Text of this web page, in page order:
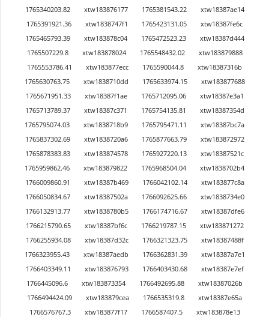
1765340203.82
xtw183876177 1765381543.22
xtw18387ae14
1765391921.36
xtw1838747f1 1765423131.05
xtw18387fe6c
1765465793.39
xtw183878c04 1765472523.23
xtw18387d444
1765507229.8
xtw183878024 1765548432.02
xtw183879888
1765553786.41
xtw183877ecc 1765590044.8
xtw18387316b
1765630763.75
xtw1838710dd 1765633974.15
xtw183877688
1765671951.33
xtw18387f1ae 1765712095.06
xtw18387e3a1
1765713789.37
xtw18387c371 1765754135.81
xtw18387354d
1765795074.03
xtw1838718b9 1765795471.11
xtw18387bc7a
1765837302.69
xtw1838720a6 1765877663.79
xtw183872972
1765878383.83
xtw183874578 1765927220.13
xtw18387521c
1765959862.46
xtw183879822 1765968504.04
xtw1838702b4
1766009860.91
xtw18387b469 1766042102.14
xtw183877c8a
1766050834.67
xtw18387502a 1766092625.66
xtw1838734e0
1766132913.77
xtw1838780b5 1766174716.67
xtw18387dfe6
1766215790.65
xtw18387bf6c 1766219787.15
xtw183871272
1766255934.08
xtw18387d32c 1766321323.75
xtw18387488f
1766323955.43
xtw18387aedb 1766362831.39
xtw18387a7e1
1766403349.11
xtw183876793 1766403430.68
xtw18387e7ef
1766445096.6
xtw183873354 1766492695.88
xtw18387026b
1766494424.09
xtw183879cea 1766535319.8
xtw18387e65a
1766576767.3
xtw183877f17 1766587407.5
xtw183878e13